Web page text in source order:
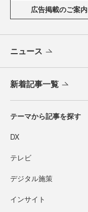
広告掲載のご案内
ニュース
新着記事一覧
テーマから記事を探す
DX
テレビ
デジタル施策
インサイト